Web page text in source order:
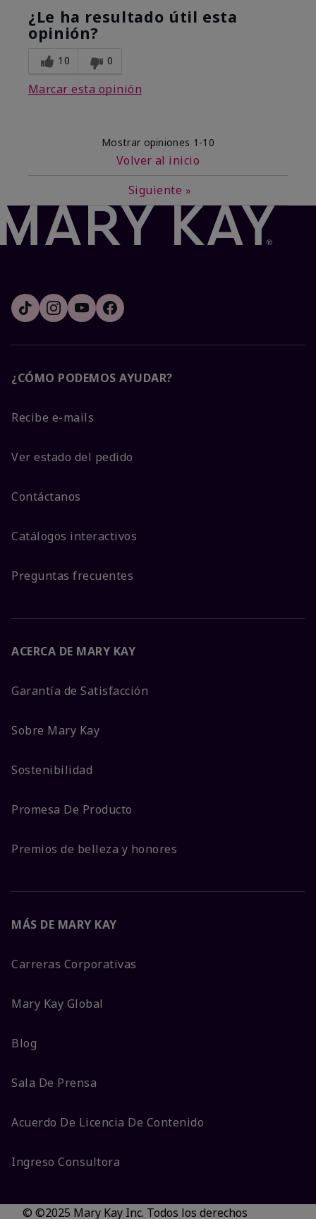
¿Le ha resultado útil esta
opinión?
10 0
Marcar esta opinión
Mostrar opiniones 1-10
Volver al inicio
Siguiente »
¿CÓMO PODEMOS AYUDAR?
Recibe e-mails
Ver estado del pedido
Contáctanos
Catálogos interactivos
Preguntas frecuentes
ACERCA DE MARY KAY
Garantía de Satisfacción
Sobre Mary Kay
Sostenibilidad
Promesa De Producto
Premios de belleza y honores
MÁS DE MARY KAY
Carreras Corporativas
Mary Kay Global
Blog
Sala De Prensa
Acuerdo De Licencia De Contenido
Ingreso Consultora
© ©2025 Mary Kay Inc. Todos los derechos